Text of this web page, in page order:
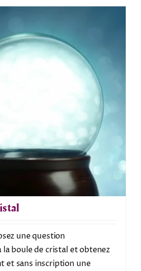
une question
boule de cristal et obtenez
et sans inscription une